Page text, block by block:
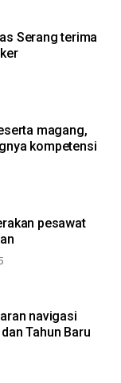
Serang terima
magang,
kompetensi
pesawat
navigasi
Tahun Baru